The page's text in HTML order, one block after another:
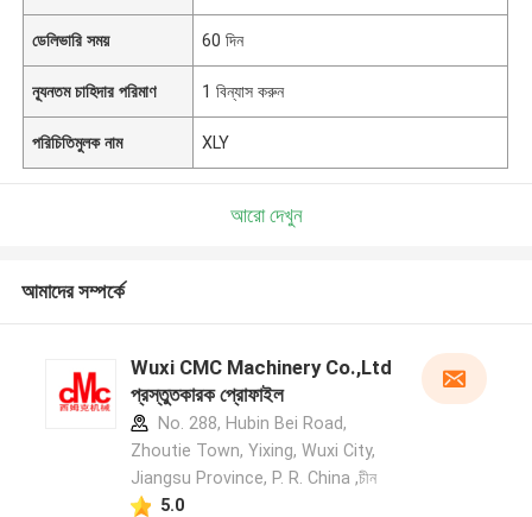
ডেলিভারি সময় 60 দিন
ন্যূনতম চাহিদার পরিমাণ 1 বিন্যাস করুন
পরিচিতিমুলক নাম XLY
আরো দেখুন
আমাদের সম্পর্কে
Wuxi CMC Machinery Co.,Ltd
প্রস্তুতকারক প্রোফাইল
No. 288, Hubin Bei Road,
Zhoutie Town, Yixing, Wuxi City,
Jiangsu Province, P. R. China ,চীন
5.0